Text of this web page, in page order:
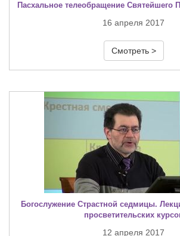
Пасхальное телеобращение Святейшего
16 апреля 2017
Смотреть >
Богослужение Страстной седмицы.
просветительских
12 апреля 2017